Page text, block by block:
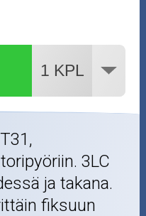
3LC
ja takana.
fiksuun